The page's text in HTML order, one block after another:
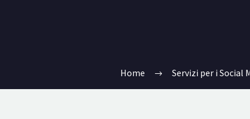
Home Servizi per i Social